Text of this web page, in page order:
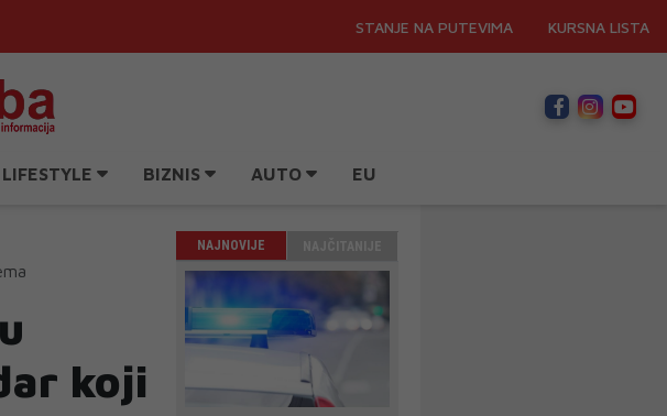
STANJE NA PUTEVIMA KURSNA LISTA
LIFESTYLE BIZNIS AUTO EU
koji
NAJNOVIJE